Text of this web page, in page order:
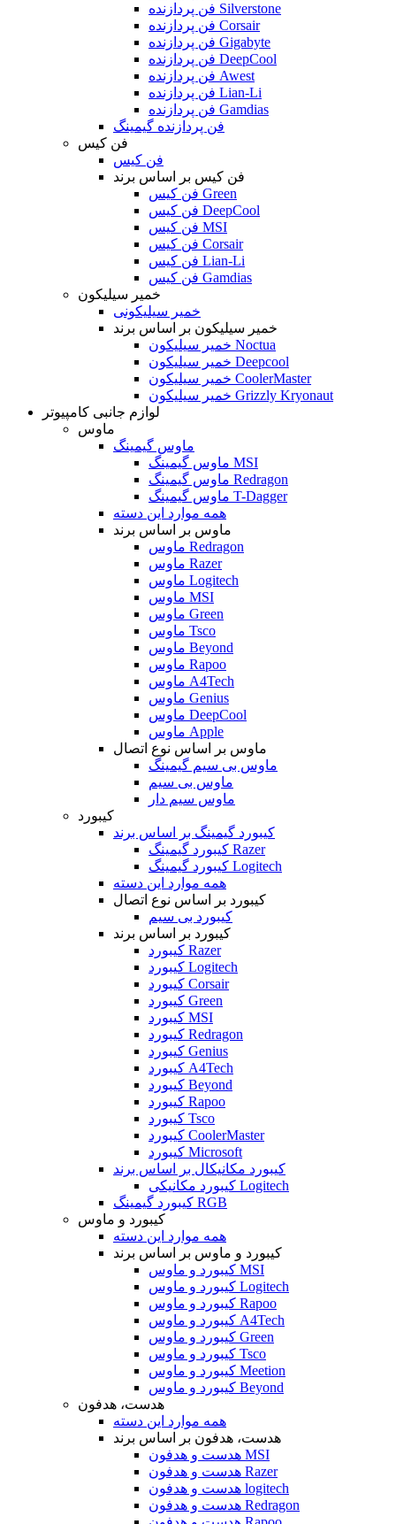
فن پردازنده Silverstone
فن پردازنده Corsair
فن پردازنده Gigabyte
فن پردازنده DeepCool
فن پردازنده Awest
فن پردازنده Lian-Li
فن پردازنده Gamdias
فن پردازنده گیمینگ
فن کیس
فن کیس
فن کیس بر اساس برند
فن کیس Green
فن کیس DeepCool
فن کیس MSI
فن کیس Corsair
فن کیس Lian-Li
فن کیس Gamdias
خمیر سیلیکون
خمیر سیلیکونی
خمیر سیلیکون بر اساس برند
خمیر سیلیکون Noctua
خمیر سیلیکون Deepcool
خمیر سیلیکون CoolerMaster
خمیر سیلیکون Grizzly Kryonaut
لوازم جانبی کامپیوتر
ماوس
ماوس گیمینگ
ماوس گیمینگ MSI
ماوس گیمینگ Redragon
ماوس گیمینگ T-Dagger
همه موارد این دسته
ماوس بر اساس برند
ماوس Redragon
ماوس Razer
ماوس Logitech
ماوس MSI
ماوس Green
ماوس Tsco
ماوس Beyond
ماوس Rapoo
ماوس A4Tech
ماوس Genius
ماوس DeepCool
ماوس Apple
ماوس بر اساس نوع اتصال
ماوس بی سیم گیمینگ
ماوس بی سیم
ماوس سیم دار
کیبورد
کیبورد گیمینگ بر اساس برند
کیبورد گیمینگ Razer
کیبورد گیمینگ Logitech
همه موارد این دسته
کیبورد بر اساس نوع اتصال
کیبورد بی سیم
کیبورد بر اساس برند
کیبورد Razer
کیبورد Logitech
کیبورد Corsair
کیبورد Green
کیبورد MSI
کیبورد Redragon
کیبورد Genius
کیبورد A4Tech
کیبورد Beyond
کیبورد Rapoo
کیبورد Tsco
کیبورد CoolerMaster
کیبورد Microsoft
کیبورد مکانیکال بر اساس برند
کیبورد مکانیکی Logitech
کیبورد گیمینگ RGB
کیبورد و ماوس
همه موارد این دسته
کیبورد و ماوس بر اساس برند
کیبورد و ماوس MSI
کیبورد و ماوس Logitech
کیبورد و ماوس Rapoo
کیبورد و ماوس A4Tech
کیبورد و ماوس Green
کیبورد و ماوس Tsco
کیبورد و ماوس Meetion
کیبورد و ماوس Beyond
هدست، هدفون
همه موارد این دسته
هدست، هدفون بر اساس برند
هدست و هدفون MSI
هدست و هدفون Razer
هدست و هدفون logitech
هدست و هدفون Redragon